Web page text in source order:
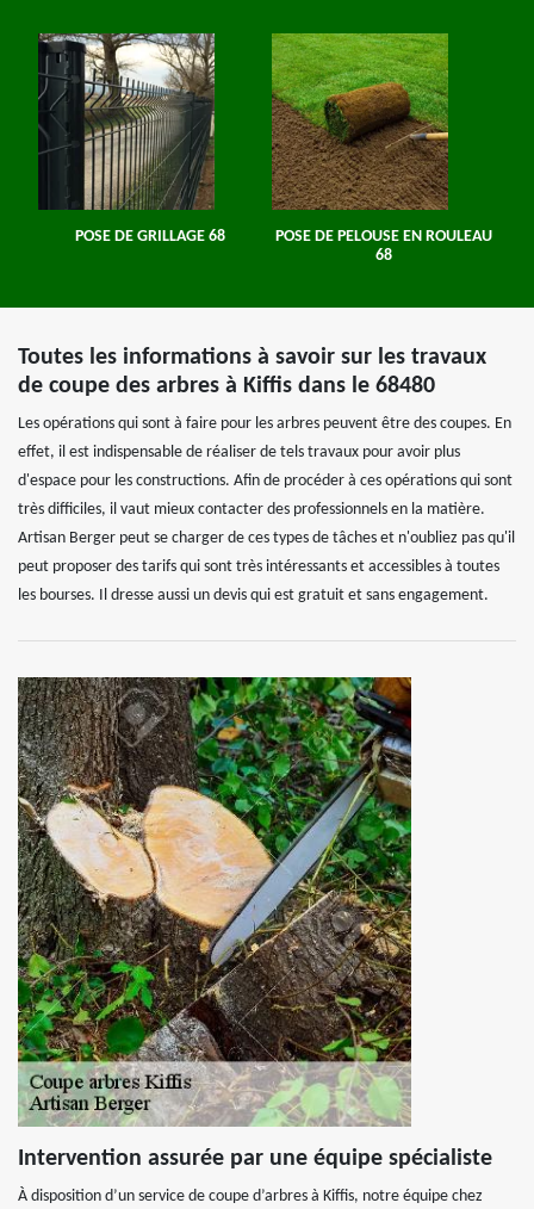
POSE DE GRILLAGE 68
POSE DE PELOUSE EN ROULEAU
68
Toutes les informations à savoir sur les travaux
de coupe des arbres à Kiffis dans le 68480
Les opérations qui sont à faire pour les arbres peuvent être des coupes. En
effet, il est indispensable de réaliser de tels travaux pour avoir plus
d'espace pour les constructions. Afin de procéder à ces opérations qui sont
très difficiles, il vaut mieux contacter des professionnels en la matière.
Artisan Berger peut se charger de ces types de tâches et n'oubliez pas qu'il
peut proposer des tarifs qui sont très intéressants et accessibles à toutes
les bourses. Il dresse aussi un devis qui est gratuit et sans engagement.
Intervention assurée par une équipe spécialiste
À disposition d’un service de coupe d’arbres à Kiffis, notre équipe chez